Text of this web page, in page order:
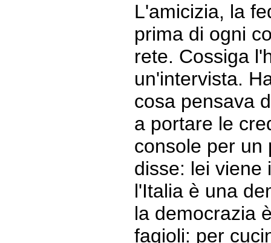
L'amicizia, la
prima di ogni
rete. Cossiga
un'intervista.
cosa pensava
a portare le
console per un
disse: lei viene
l'Italia è una
la democrazia
fagioli: per